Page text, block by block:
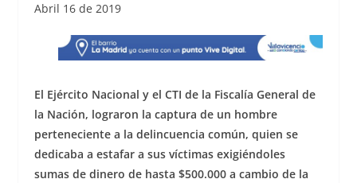
c
e
b
o
o
k
at
s
A
p
p
e
n
g
er
e
Abril 16 de 2019
El Ejército Nacional y el CTI de la Fiscalía General de
la Nación, lograron la captura de un hombre
perteneciente a la delincuencia común, quien se
dedicaba a estafar a sus víctimas exigiéndoles
sumas de dinero de hasta $500.000 a cambio de la